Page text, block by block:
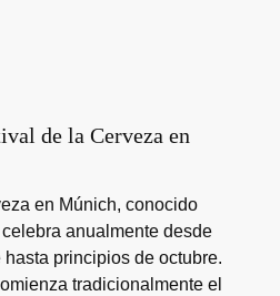
de la Cerveza en
en Múnich, conocido
anualmente desde
principios de octubre.
tradicionalmente el